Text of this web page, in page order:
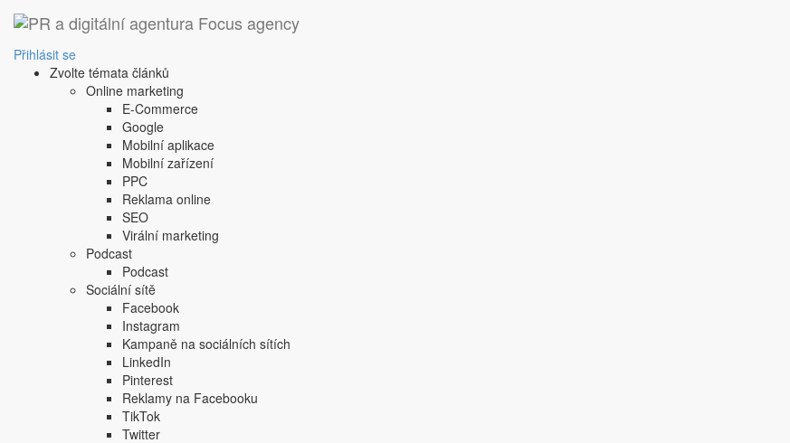
Přihlásit se
Zvolte témata článků
Online marketing
E-Commerce
Google
Mobilní aplikace
Mobilní zařízení
PPC
Reklama online
SEO
Virální marketing
Podcast
Podcast
Sociální sítě
Facebook
Instagram
Kampaně na sociálních sítích
LinkedIn
Pinterest
Reklamy na Facebooku
TikTok
Twitter